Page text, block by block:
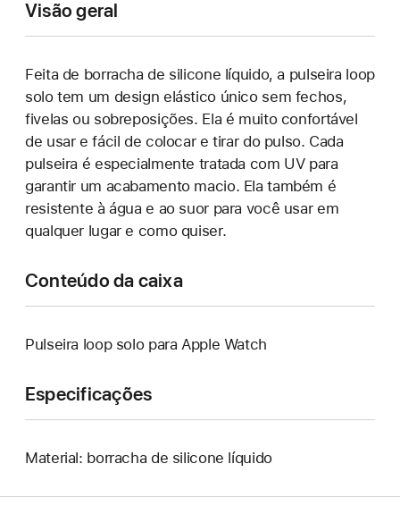
Visão geral
Feita de borracha de silicone líquido, a pulseira loop
solo tem um design elástico único sem fechos,
fivelas ou sobreposições. Ela é muito confortável
de usar e fácil de colocar e tirar do pulso. Cada
pulseira é especialmente tratada com UV para
garantir um acabamento macio. Ela também é
resistente à água e ao suor para você usar em
qualquer lugar e como quiser.
Conteúdo da caixa
Pulseira loop solo para Apple Watch
Especificações
Material: borracha de silicone líquido